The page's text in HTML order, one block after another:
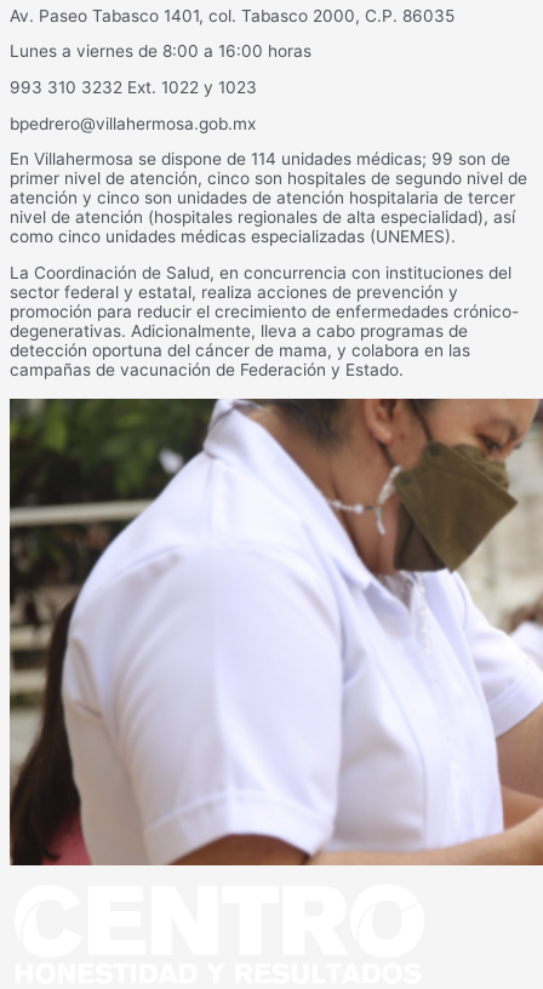
Av. Paseo Tabasco 1401, col. Tabasco 2000, C.P. 86035
Lunes a viernes de 8:00 a 16:00 horas
993 310 3232 Ext. 1022 y 1023
bpedrero@villahermosa.gob.mx
En Villahermosa se dispone de 114 unidades médicas; 99 son de
primer nivel de atención, cinco son hospitales de segundo nivel de
atención y cinco son unidades de atención hospitalaria de tercer
nivel de atención (hospitales regionales de alta especialidad), así
como cinco unidades médicas especializadas (UNEMES).
La Coordinación de Salud, en concurrencia con instituciones del
sector federal y estatal, realiza acciones de prevención y
promoción para reducir el crecimiento de enfermedades crónico-
degenerativas. Adicionalmente, lleva a cabo programas de
detección oportuna del cáncer de mama, y colabora en las
campañas de vacunación de Federación y Estado.